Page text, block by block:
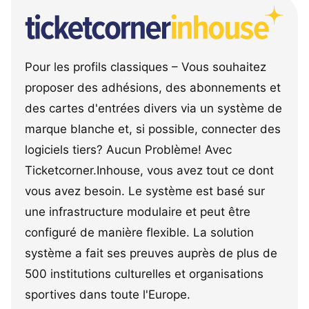
Pour les profils classiques – Vous souhaitez
proposer des adhésions, des abonnements et
des cartes d'entrées divers via un système de
marque blanche et, si possible, connecter des
logiciels tiers? Aucun Problème! Avec
Ticketcorner.Inhouse, vous avez tout ce dont
vous avez besoin. Le système est basé sur
une infrastructure modulaire et peut être
configuré de manière flexible. La solution
système a fait ses preuves auprès de plus de
500 institutions culturelles et organisations
sportives dans toute l'Europe.